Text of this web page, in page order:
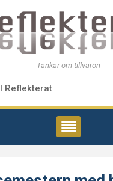
Tankar om tillvaron
Reflekterat